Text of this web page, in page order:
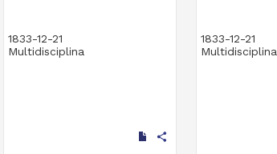
1833-12-21
Multidisciplina
share
1833-12-21
Multidisciplina